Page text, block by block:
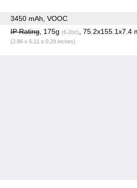
3450 mAh, VOOC
IP Rating, 175g (6.2oz) , 75.2x155.1x7.4
(2.96 x 6.11 x 0.29 inches)